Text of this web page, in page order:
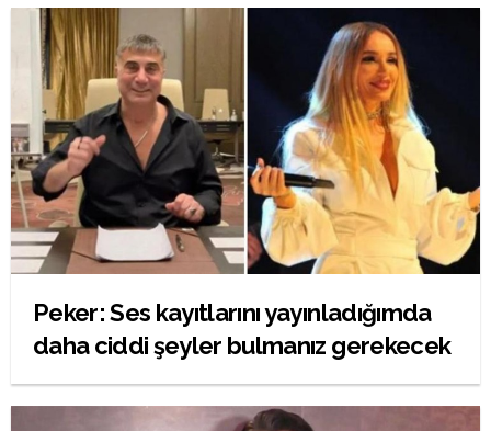
Peker: Ses kayıtlarını yayınladığımda
daha ciddi şeyler bulmanız gerekecek